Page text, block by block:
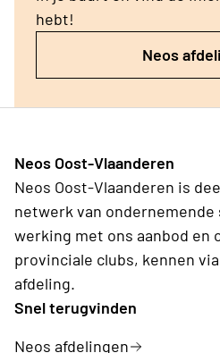
hebt!
Neos
Neos Oost-Vlaanderen
Neos Oost-Vlaanderen is
netwerk van
werking met ons aanbod en
provinciale clubs, kennen
afdeling.
Snel terugvinden
Neos afdelingen